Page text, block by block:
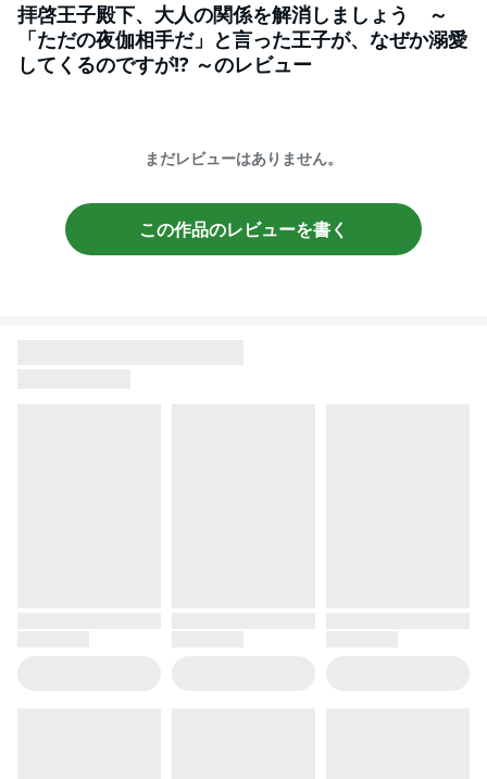
拝啓王子殿下、大人の関係を解消しましょう ～
「ただの夜伽相手だ」と言った王子が、なぜか溺愛
してくるのですが!? ～のレビュー
まだレビューはありません。
この作品のレビューを書く